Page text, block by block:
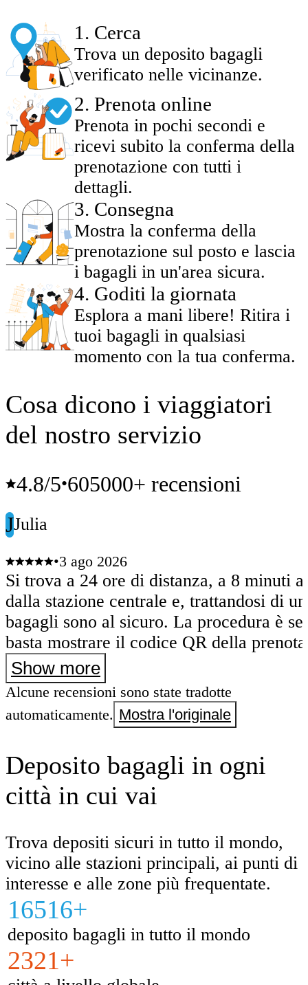
1 . Cerca
Trova un deposito bagagli
verificato nelle vicinanze.
2. Prenota online
Prenota in pochi secondi e
ricevi subito la conferma della
prenotazione con tutti i
dettagli.
3. Consegna
Mostra la conferma della
prenotazione sul posto e lascia
i bagagli in un'area sicura.
4. Goditi la giornata
Esplora a mani libere! Ritira i
tuoi bagagli in qualsiasi
momento con la tua conferma.
Cosa dicono i viaggiatori
del nostro servizio
4.8/5•605000+ recensioni
JJulia
•3 ago 2026
Si trova a 24 ore di distanza, a 8 minuti
dalla stazione centrale e, trattandosi di
bagagli sono al sicuro. La procedura è
basta mostrare il codice QR della
depositarli e lo stesso codice QR per
Show more
Alcune recensioni sono state tradotte
automaticamente. Mostra l'originale
Deposito bagagli in ogni
città in cui vai
Trova depositi sicuri in tutto il mondo,
vicino alle stazioni principali, ai punti di
interesse e alle zone più frequentate.
16516+
deposito bagagli in tutto il mondo
2321+